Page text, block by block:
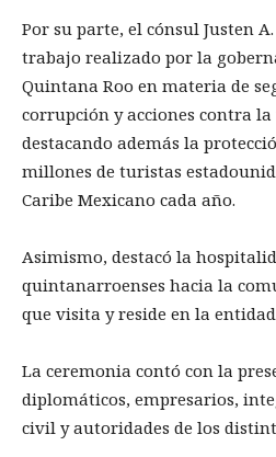
Por su parte, el cónsul Justen
trabajo realizado por la
Quintana Roo en materia de
corrupción y acciones contra
destacando además la
millones de turistas
Caribe Mexicano cada año.
Asimismo, destacó la
quintanarroenses hacia la
que visita y reside en la
La ceremonia contó con la
diplomáticos, empresarios,
civil y autoridades de los